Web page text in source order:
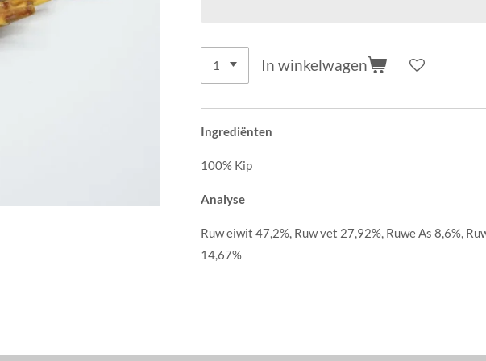
In winkelwagen
Ingrediënten
100% Kip
Analyse
Ruw eiwit 47,2%, Ruw vet 27,92%, Ruwe As 8,6%,
14,67%